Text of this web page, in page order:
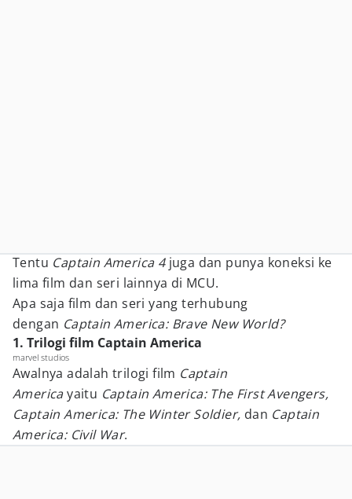
Tentu Captain America 4 juga dan punya koneksi ke
lima film dan seri lainnya di MCU.
Apa saja film dan seri yang terhubung
dengan Captain America: Brave New World?
1. Trilogi film Captain America
marvel studios
Awalnya adalah trilogi film Captain
Americayaitu Captain America: The First Avengers,
Captain America: The Winter Soldier, dan Captain
America: Civil War.